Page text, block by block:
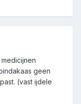
geen
(vast ijdele